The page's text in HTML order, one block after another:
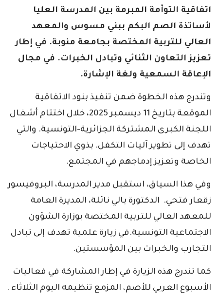
اتفاقية التوأمة المبرمة بين المدرسة العليا
لأساتذة الصم البكم ببني مسوس والمعهد
العالي للتربية المختصة بجامعة منوبة. في إطار
تعزيز التعاون الثنائي وتبادل الخبرات. في مجال
الإعاقة السمعية ولغة الإشارة.
وتندرج هذه الخطوة ضمن تنفيذ بنود الاتفاقية
الموقعة بتاريخ 11 ديسمبر 2025، خلال اختتام أشغال
اللجنة الكبرى المشتركة الجزائرية-التونسية. والتي
تهدف إلى تطوير آليات التكفل. بذوي الاحتياجات
الخاصة وتعزيز إدماجهم في المجتمع.
وفي هذا السياق، استقبل مدير المدرسة، البروفيسور
زقعار فتحي. الدكتورة بالي نائلة، المديرة العامة
للمعهد العالي للتربية المختصة بوزارة الشؤون
الاجتماعية التونسية.في زيارة علمية تهدف إلى تبادل
التجارب والخبرات بين المؤسستين.
كما تندرج هذه الزيارة في إطار المشاركة في فعاليات
الأسبوع العربي للأصم، المزمع تنظيمه اليوم الثلاثاء .